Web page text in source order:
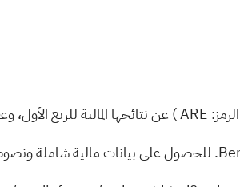
ARE) عن نتائجها المالية للربع الأول،